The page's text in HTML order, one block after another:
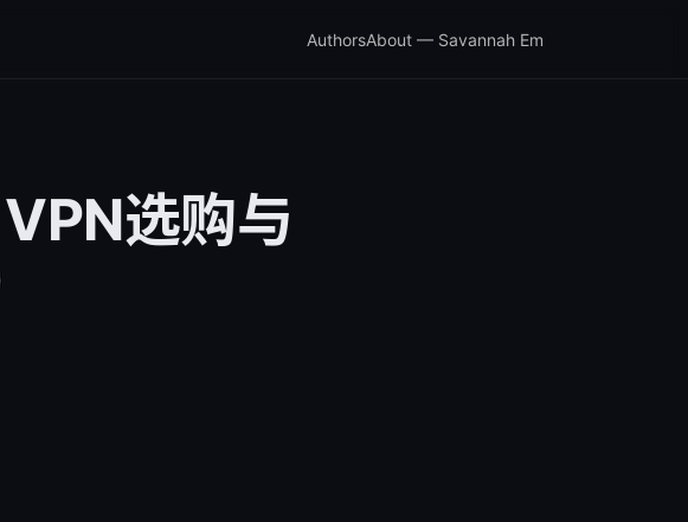
AuthorsAbout — Savannah Em
选购与